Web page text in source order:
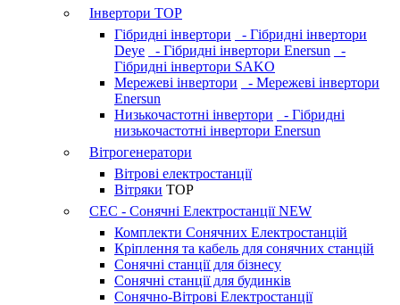
Інвертори TOP
Гібридні інвертори
- Гібридні інвертори
Deye
- Гібридні інвертори Enersun
-
Гібридні інвертори SAKO
Мережеві інвертори
- Мережеві інвертори
Enersun
Низькочастотні інвертори
- Гібридні
низькочастотні інвертори Enersun
Вітрогенератори
Вітрові електростанції
Вітряки TOP
СЕС - Сонячні Електростанції NEW
Комплекти Сонячних Електростанцій
Кріплення та кабель для сонячних станцій
Сонячні станції для бізнесу
Сонячні станції для будинків
Сонячно-Вітрові Електростанції